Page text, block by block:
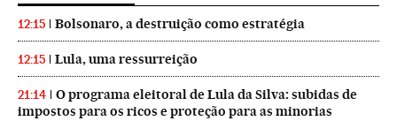
12:15 Bolsonaro, a destruição como estratégia
12:15 Lula, uma ressurreição
21:14
O programa eleitoral de Lula da Silva: subidas de
impostos para os ricos e proteção para as minorias